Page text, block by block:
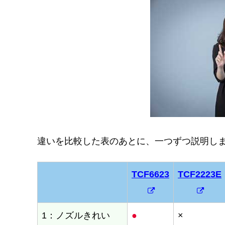
違いを比較した表のあとに、一つずつ説明し
TCF6623 TCF2223E
TCF2223E
1：ノズルきれい ● ×